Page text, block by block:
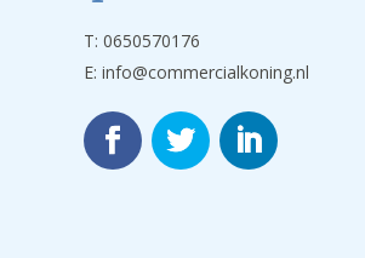
T: 0650570176
E: info@commercialkoning.nl